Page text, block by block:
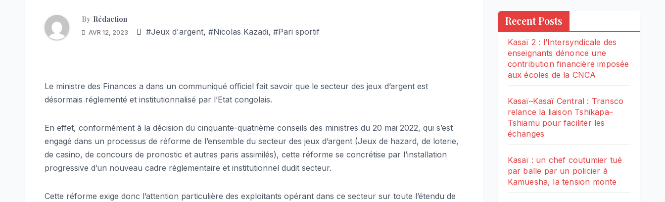
By Rédaction
AVR 12, 2023 #Jeux d'argent, #Nicolas Kazadi, #Pari sportif
Le ministre des Finances a dans un communiqué officiel fait savoir que le secteur des jeux d’argent est
désormais réglementé et institutionnalisé par l’Etat congolais.
En effet, conformément à la décision du cinquante-quatrième conseils des ministres du 20 mai 2022, qui s’est
engagé dans un processus de réforme de l’ensemble du secteur des jeux d’argent (Jeux de hazard, de loterie,
de casino, de concours de pronostic et autres paris assimilés), cette réforme se concrétise par l’installation
progressive d’un nouveau cadre règlementaire et institutionnel dudit secteur.
Cette réforme exige donc l’attention particulière des exploitants opérant dans ce secteur sur toute l’étendu de
Recent Posts
Kasaï 2 : l’Intersyndicale des
enseignants dénonce une
contribution financière imposée
aux écoles de la CNCA
Kasaï–Kasaï Central : Transco
relance la liaison Tshikapa–
Tshiamu pour faciliter les
échanges
Kasaï : un chef coutumier tué
par balle par un policier à
Kamuesha, la tension monte